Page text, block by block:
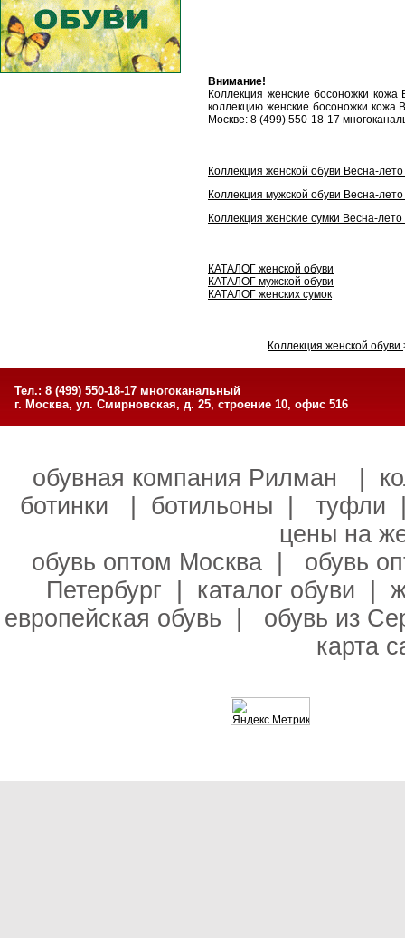
Внимание!
Коллекция женские босоножки
коллекцию женские босоножки кожа
Москве: 8 (499) 550-18-17
Коллекция женской обуви Весна-
Коллекция мужской обуви Весна-
Коллекция женские сумки Весна-
КАТАЛОГ женской обуви
КАТАЛОГ мужской обуви
КАТАЛОГ женских сумок
Коллекция женской обуви
Тел.: 8 (499) 550-18-17 многоканальный
г. Москва, ул. Смирновская, д. 25, строение 10, офис 516
обувная компания Рилман
ботинки
ботильоны туфли
цены на
обувь оптом Москва
обувь
Петербург
каталог обуви
европейская обувь
обувь из
карта